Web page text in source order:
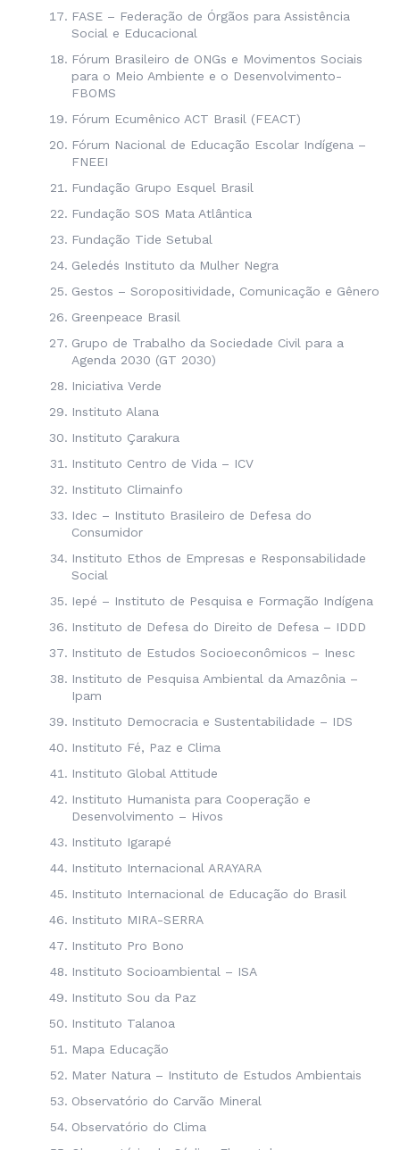
FASE – Federação de Órgãos para Assistência
Social e Educacional
Fórum Brasileiro de ONGs e Movimentos Sociais
para o Meio Ambiente e o Desenvolvimento-
FBOMS
Fórum Ecumênico ACT Brasil (FEACT)
Fórum Nacional de Educação Escolar Indígena –
FNEEI
Fundação Grupo Esquel Brasil
Fundação SOS Mata Atlântica
Fundação Tide Setubal
Geledés Instituto da Mulher Negra
Gestos – Soropositividade, Comunicação e Gênero
Greenpeace Brasil
Grupo de Trabalho da Sociedade Civil para a
Agenda 2030 (GT 2030)
Iniciativa Verde
Instituto Alana
Instituto Çarakura
Instituto Centro de Vida – ICV
Instituto Climainfo
Idec – Instituto Brasileiro de Defesa do
Consumidor
Instituto Ethos de Empresas e Responsabilidade
Social
Iepé – Instituto de Pesquisa e Formação Indígena
Instituto de Defesa do Direito de Defesa – IDDD
Instituto de Estudos Socioeconômicos – Inesc
Instituto de Pesquisa Ambiental da Amazônia –
Ipam
Instituto Democracia e Sustentabilidade – IDS
Instituto Fé, Paz e Clima
Instituto Global Attitude
Instituto Humanista para Cooperação e
Desenvolvimento – Hivos
Instituto Igarapé
Instituto Internacional ARAYARA
Instituto Internacional de Educação do Brasil
Instituto MIRA-SERRA
Instituto Pro Bono
Instituto Socioambiental – ISA
Instituto Sou da Paz
Instituto Talanoa
Mapa Educação
Mater Natura – Instituto de Estudos Ambientais
Observatório do Carvão Mineral
Observatório do Clima